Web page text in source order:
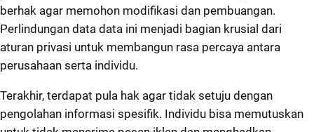
berhak agar memohon modifikasi dan pembuangan.
Perlindungan data data ini menjadi bagian krusial dari
aturan privasi untuk membangun rasa percaya antara
perusahaan serta individu.
Terakhir, terdapat pula hak agar tidak setuju dengan
pengolahan informasi spesifik. Individu bisa memutuskan